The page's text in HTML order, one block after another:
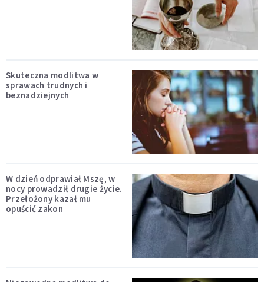
Skuteczna modlitwa w
sprawach trudnych i
beznadziejnych
W dzień odprawiał Mszę, w
nocy prowadził drugie życie.
Przełożony kazał mu
opuścić zakon